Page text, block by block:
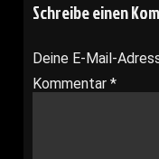
Schreibe einen
Deine E-Mail-
Kommentar *